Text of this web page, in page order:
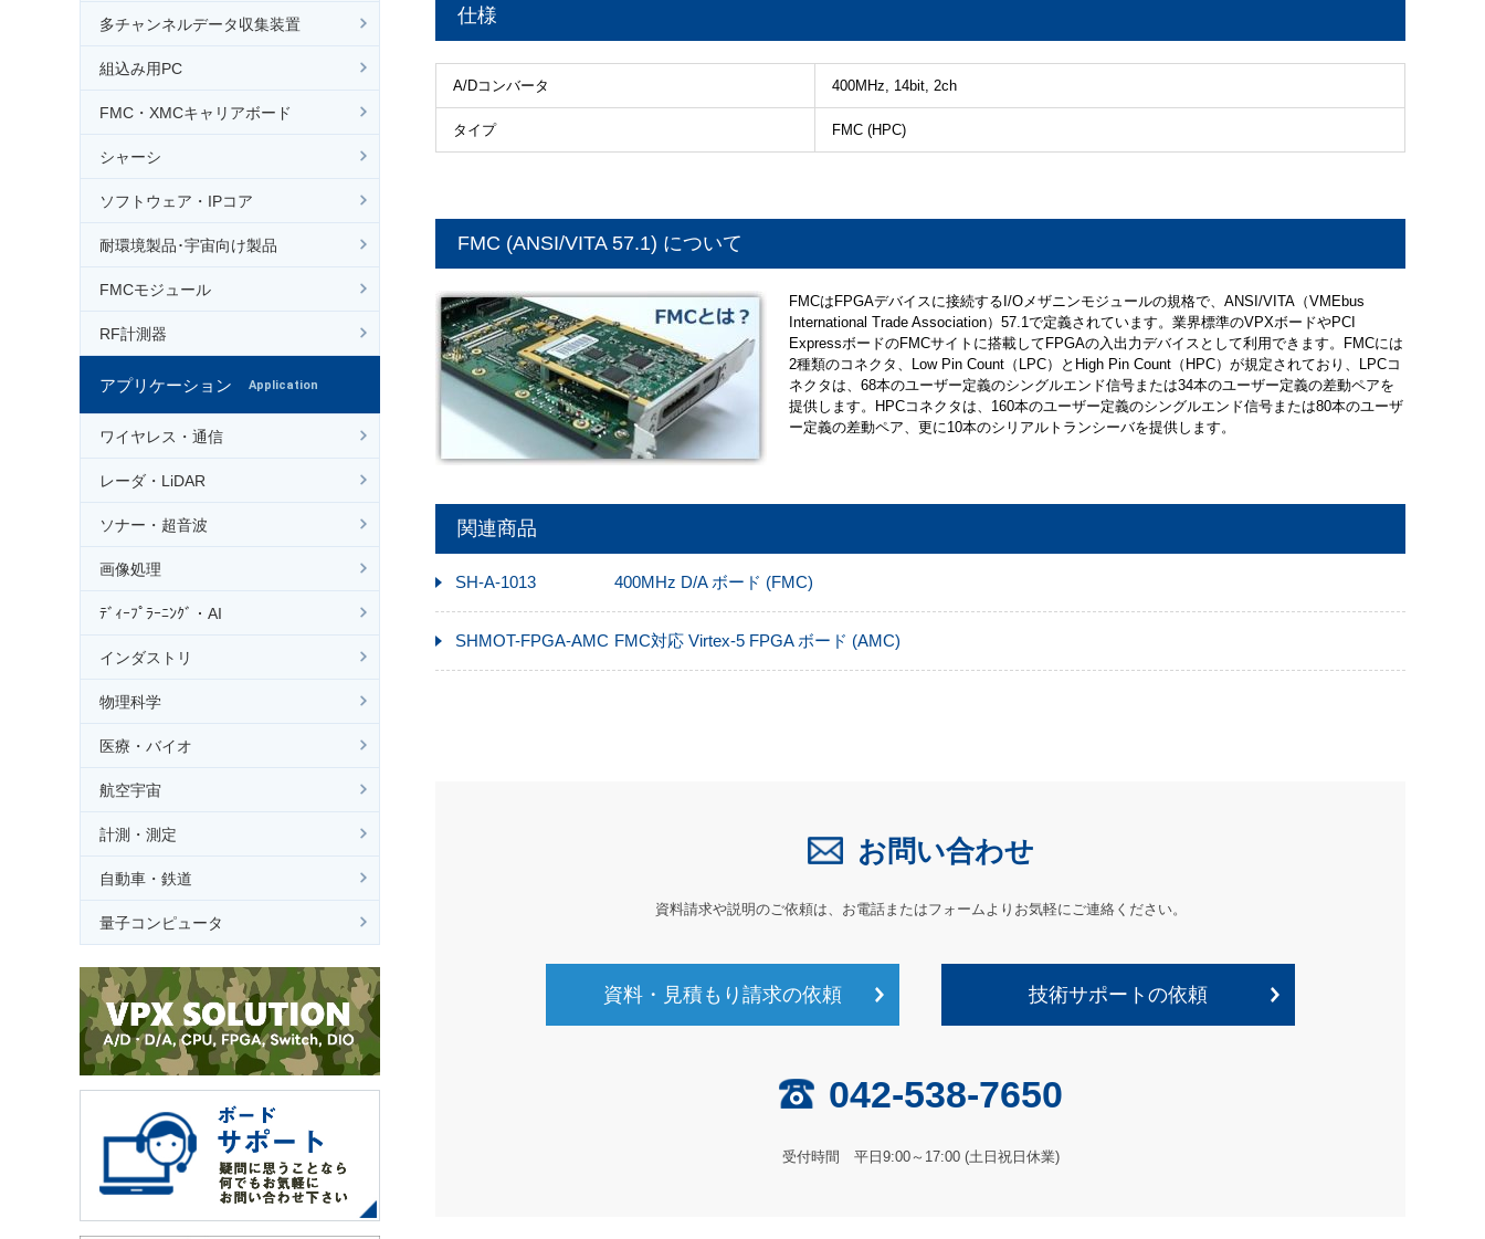
多チャンネルデータ収集装置
組込み用PC
FMC・XMCキャリアボード
シャーシ
ソフトウェア・IPコア
耐環境製品･宇宙向け製品
FMCモジュール
RF計測器
アプリケーション Application
ワイヤレス・通信
レーダ・LiDAR
ソナー・超音波
画像処理
ﾃﾞｨｰﾌﾟﾗｰﾆﾝｸﾞ・AI
インダストリ
物理科学
医療・バイオ
航空宇宙
計測・測定
自動車・鉄道
量子コンピュータ
仕様
A/Dコンバータ 400MHz, 14bit, 2ch
タイプ FMC (HPC)
FMC (ANSI/VITA 57.1) について
FMCはFPGAデバイスに接続するI/Oメザニンモジュールの規格で、ANSI/VITA（VMEbus
International Trade Association）57.1で定義されています。業界標準のVPXボードやPCI
ExpressボードのFMCサイトに搭載してFPGAの入出力デバイスとして利用できます。FMCには
2種類のコネクタ、Low Pin Count（LPC）とHigh Pin Count（HPC）が規定されており、LPCコ
ネクタは、68本のユーザー定義のシングルエンド信号または34本のユーザー定義の差動ペアを
提供します。HPCコネクタは、160本のユーザー定義のシングルエンド信号または80本のユーザ
ー定義の差動ペア、更に10本のシリアルトランシーバを提供します。
関連商品
SH-A-1013 400MHz D/A ボード (FMC)
SHMOT-FPGA-AMC FMC対応 Virtex-5 FPGA ボード (AMC)
お問い合わせ
資料請求や説明のご依頼は、 お電話またはフォームよりお気軽にご連絡ください。
資料・見積もり請求の依頼 技術サポートの依頼
042-538-7650
受付時間 平日9:00～17:00 (土日祝日休業)